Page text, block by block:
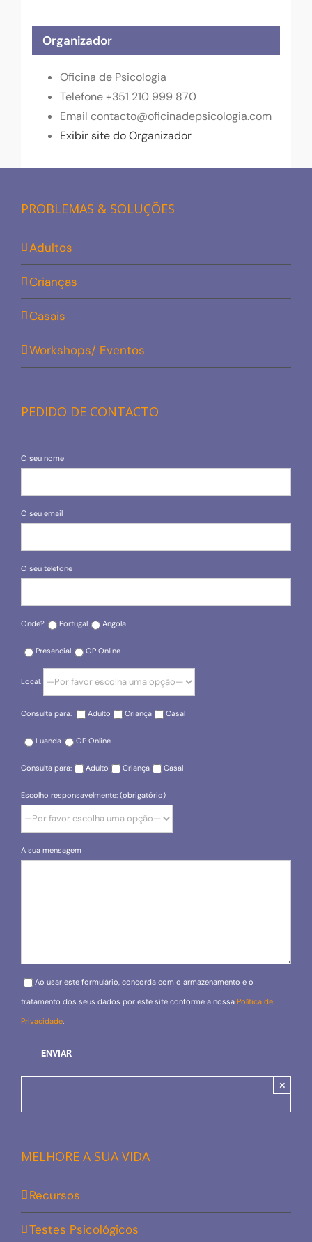
Organizador
Oficina de Psicologia
Telefone+351 210 999 870
Email contacto@oficinadepsicologia.com
Exibir site do Organizador
PROBLEMAS & SOLUÇÕES
Adultos
Crianças
Casais
Workshops/ Eventos
PEDIDO DE CONTACTO
O seu nome
O seu email
O seu telefone
Onde? Portugal Angola
Presencial OP Online
Local:
Consulta para: Adulto Criança Casal
Luanda OP Online
Consulta para: Adulto Criança Casal
Escolho responsavelmente: (obrigatório)
A sua mensagem
Please leave this field empty.
Ao usar este formulário, concorda com o armazenamento e o
tratamento dos seus dados por este site conforme a nossa Política de
Privacidade
×
MELHORE A SUA VIDA
Recursos
Testes Psicológicos